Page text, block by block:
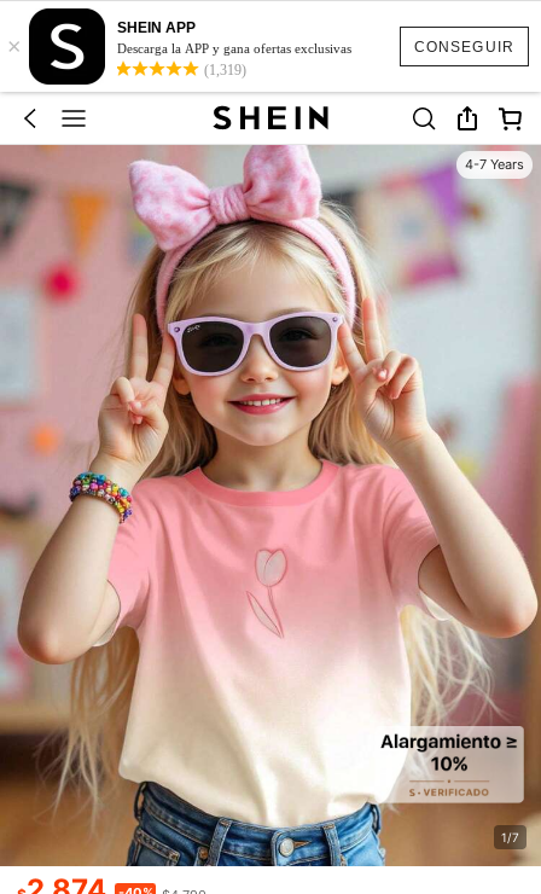
CONSEGUIR
×
SHEIN APP
Descarga la APP y gana ofertas exclusivas
(1,319)
4-7 Years
1/7